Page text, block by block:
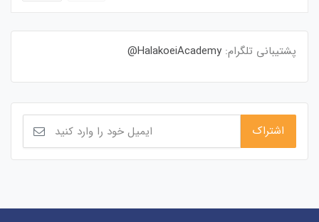
پشتیبانی تلگرام: HalakoeiAcademy@